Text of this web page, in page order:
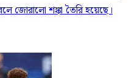
জোরালো শঙ্কা তৈরি হয়েছে।